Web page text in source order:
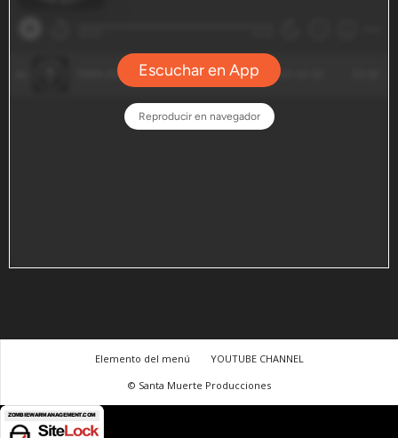
Elemento del menú
YOUTUBE CHANNEL
© Santa Muerte Producciones